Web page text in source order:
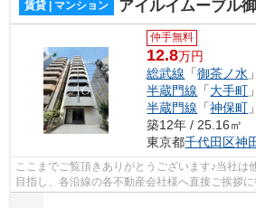
賃貸 | マンション アイルイムーブル
仲手無料
12.8万円
総武線 「御茶ノ水
半蔵門線 「大手町
半蔵門線 「神保町
築12年 / 25.16㎡
東京都千代田区神
ここまでご覧頂きありがとうございます♪当社は
目指し、各沿線の各不動産会社様へ直接ご挨拶に
様へ提供しております！最新の情報は...